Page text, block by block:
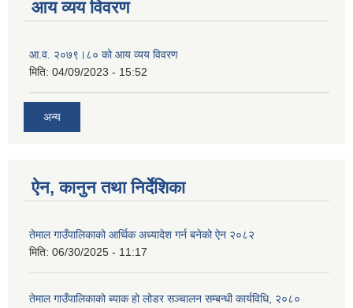
आय व्यय विवरण
आ.व. २०७९।८० को आय व्यय विवरण
मिति: 04/09/2023 - 15:52
अन्य
ऐन, कानुन तथा निर्देशिका
तेमाल गाउँपालिकाको आर्थिक अध्यादेश गर्न बनेको ऐन २०८२
मिति: 06/30/2025 - 11:17
तेमाल गाउँपालिकाको ब्याक हो लोडर सञ्चालन सम्बन्धी कार्यविधि, २०८०